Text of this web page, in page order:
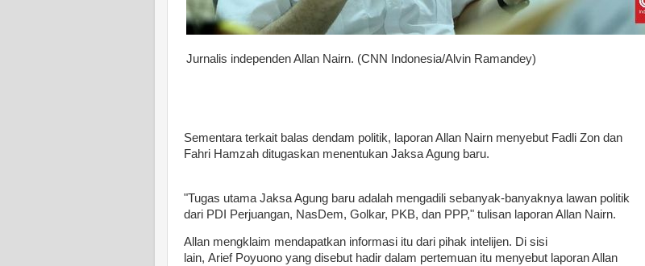
Jurnalis independen Allan Nairn. (CNN Indonesia/Alvin Ramandey)
Sementara terkait balas dendam politik, laporan Allan Nairn menyebut Fadli Zon dan
Fahri Hamzah ditugaskan menentukan Jaksa Agung baru.
"Tugas utama Jaksa Agung baru adalah mengadili sebanyak-banyaknya lawan politik
dari PDI Perjuangan, NasDem, Golkar, PKB, dan PPP," tulisan laporan Allan Nairn.
Allan mengklaim mendapatkan informasi itu dari pihak intelijen. Di sisi
lain, Arief Poyuono yang disebut hadir dalam pertemuan itu menyebut laporan Allan